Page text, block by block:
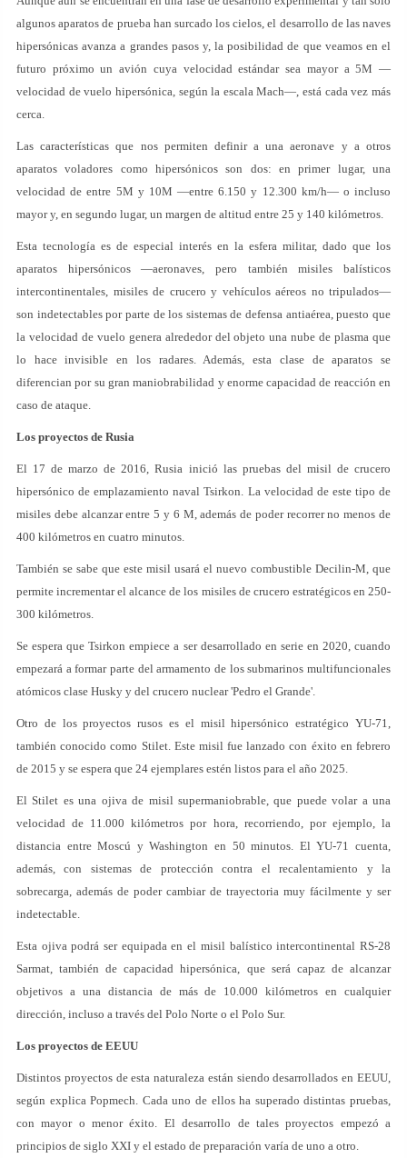
algunos aparatos de prueba han surcado los cielos, el desarrollo de las naves
hipersónicas avanza a grandes pasos y, la posibilidad de que veamos en el
futuro próximo un avión cuya velocidad estándar sea mayor a 5M —
velocidad de vuelo hipersónica, según la escala Mach—, está cada vez más
cerca.
Las características que nos permiten definir a una aeronave y a otros
aparatos voladores como hipersónicos son dos: en primer lugar, una
velocidad de entre 5M y 10M —entre 6.150 y 12.300 km/h— o incluso
mayor y, en segundo lugar, un margen de altitud entre 25 y 140 kilómetros.
Esta tecnología es de especial interés en la esfera militar, dado que los
aparatos hipersónicos —aeronaves, pero también misiles balísticos
intercontinentales, misiles de crucero y vehículos aéreos no tripulados—
son indetectables por parte de los sistemas de defensa antiaérea, puesto que
la velocidad de vuelo genera alrededor del objeto una nube de plasma que
lo hace invisible en los radares. Además, esta clase de aparatos se
diferencian por su gran maniobrabilidad y enorme capacidad de reacción en
caso de ataque.
Los proyectos de Rusia
El 17 de marzo de 2016, Rusia inició las pruebas del misil de crucero
hipersónico de emplazamiento naval Tsirkon. La velocidad de este tipo de
misiles debe alcanzar entre 5 y 6 M, además de poder recorrer no menos de
400 kilómetros en cuatro minutos.
También se sabe que este misil usará el nuevo combustible Decilin-M, que
permite incrementar el alcance de los misiles de crucero estratégicos en 250-
300 kilómetros.
Se espera que Tsirkon empiece a ser desarrollado en serie en 2020, cuando
empezará a formar parte del armamento de los submarinos multifuncionales
atómicos clase Husky y del crucero nuclear 'Pedro el Grande'.
Otro de los proyectos rusos es el misil hipersónico estratégico YU-71,
también conocido como Stilet. Este misil fue lanzado con éxito en febrero
de 2015 y se espera que 24 ejemplares estén listos para el año 2025.
El Stilet es una ojiva de misil supermaniobrable, que puede volar a una
velocidad de 11.000 kilómetros por hora, recorriendo, por ejemplo, la
distancia entre Moscú y Washington en 50 minutos. El YU-71 cuenta,
además, con sistemas de protección contra el recalentamiento y la
sobrecarga, además de poder cambiar de trayectoria muy fácilmente y ser
indetectable.
Esta ojiva podrá ser equipada en el misil balístico intercontinental RS-28
Sarmat, también de capacidad hipersónica, que será capaz de alcanzar
objetivos a una distancia de más de 10.000 kilómetros en cualquier
dirección, incluso a través del Polo Norte o el Polo Sur.
Los proyectos de EEUU
Distintos proyectos de esta naturaleza están siendo desarrollados en EEUU,
según explica Popmech. Cada uno de ellos ha superado distintas pruebas,
con mayor o menor éxito. El desarrollo de tales proyectos empezó a
principios de siglo XXI y el estado de preparación varía de uno a otro.